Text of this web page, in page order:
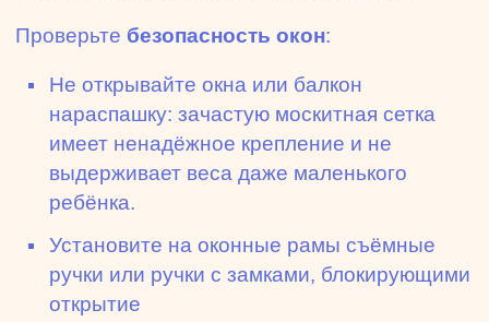
Проверьте безопасность окон:
Не открывайте окна или балкон
нараспашку: зачастую москитная сетка
имеет ненадёжное крепление и не
выдерживает веса даже маленького
ребёнка.
Установите на оконные рамы съёмные
ручки или ручки с замками, блокирующими
открытие